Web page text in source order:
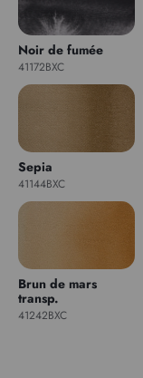
Noir de fumée
41172BXC
Sepia
41144BXC
Brun de mars
transp.
41242BXC